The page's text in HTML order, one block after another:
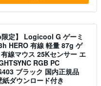
定】 Logicool G ゲーミ
HERO 有線 軽量 87g ゲ
線マウス 25Kセンサー エ
RGB PC
ブラック 国内正規品
ダウンロード付き